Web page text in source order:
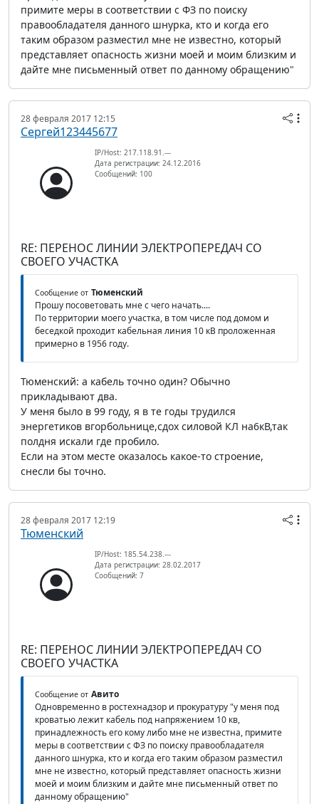
примите меры в соответствии с ФЗ по поиску
правообладателя данного шнурка, кто и когда его
таким образом разместил мне не известно, который
представляет опасность жизни моей и моим близким и
дайте мне письменный ответ по данному обращению"
28 февраля 2017 12:15
Сергей123445677
IP/Host: 217.118.91.---
Дата регистрации: 24.12.2016
Сообщений: 100
RE: ПЕРЕНОС ЛИНИИ ЭЛЕКТРОПЕРЕДАЧ СО
СВОЕГО УЧАСТКА
Сообщение от Тюменский
Прошу посоветовать мне с чего начать....
По территории моего участка, в том числе под домом и
беседкой проходит кабельная линия 10 кВ проложенная
примерно в 1956 году.
Тюменский: а кабель точно один? Обычно
прикладывают два.
У меня было в 99 году, я в те годы трудился
энергетиков вгорбольнице,сдох силовой КЛ на6кВ,так
полдня искали где пробило.
Если на этом месте оказалось какое-то строение,
снесли бы точно.
28 февраля 2017 12:19
Тюменский
IP/Host: 185.54.238.---
Дата регистрации: 28.02.2017
Сообщений: 7
RE: ПЕРЕНОС ЛИНИИ ЭЛЕКТРОПЕРЕДАЧ СО
СВОЕГО УЧАСТКА
Сообщение от Авито
Одновременно в ростехнадзор и прокуратуру "у меня под
кроватью лежит кабель под напряжением 10 кв,
принадлежность его кому либо мне не известна, примите
меры в соответствии с ФЗ по поиску правообладателя
данного шнурка, кто и когда его таким образом разместил
мне не известно, который представляет опасность жизни
моей и моим близким и дайте мне письменный ответ по
данному обращению"